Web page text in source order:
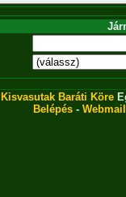
Kisvasutak Baráti Köre
Belépés - Webmail